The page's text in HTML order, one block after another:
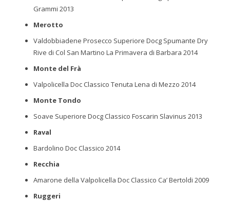
Grammi 2013
Merotto
Valdobbiadene Prosecco Superiore Docg Spumante Dry
Rive di Col San Martino La Primavera di Barbara 2014
Monte del Frà
Valpolicella Doc Classico Tenuta Lena di Mezzo 2014
Monte Tondo
Soave Superiore Docg Classico Foscarin Slavinus 2013
Raval
Bardolino Doc Classico 2014
Recchia
Amarone della Valpolicella Doc Classico Ca’ Bertoldi 2009
Ruggeri